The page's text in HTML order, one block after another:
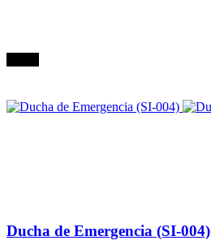
Ducha de Emergencia (SI-004)